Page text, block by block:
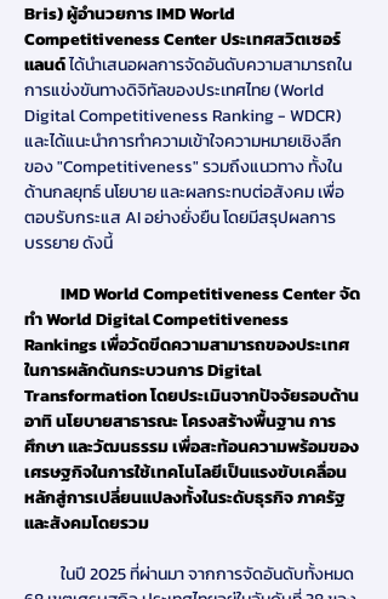
Bris)ผู้อำนวยการ IMD World
Competitiveness Center ประเทศสวิตเซอร์
แลนด์ได้นำเสนอผลการจัดอันดับความสามารถใน
การแข่งขันทางดิจิทัลของประเทศไทย (World
Digital Competitiveness Ranking - WDCR)
และได้แนะนำการทำความเข้าใจความหมายเชิงลึก
ของ "Competitiveness" รวมถึงแนวทาง ทั้งใน
ด้านกลยุทธ์ นโยบาย และผลกระทบต่อสังคม เพื่อ
ตอบรับกระแส AI อย่างยั่งยืน โดยมีสรุปผลการ
บรรยาย ดังนี้
ทำ World Digital Competitiveness
Rankings เพื่อวัดขีดความสามารถของประเทศ
ในการผลักดันกระบวนการ Digital
Transformation โดยประเมินจากปัจจัยรอบด้าน
อาทิ นโยบายสาธารณะ โครงสร้างพื้นฐาน การ
ศึกษา และวัฒนธรรม เพื่อสะท้อนความพร้อมของ
เศรษฐกิจในการใช้เทคโนโลยีเป็นแรงขับเคลื่อน
หลักสู่การเปลี่ยนแปลงทั้งในระดับธุรกิจ ภาครัฐ
และสังคมโดยรวม